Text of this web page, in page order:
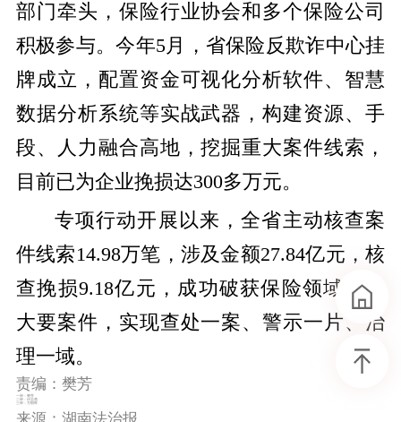
部门牵头，保险行业协会和多个保险公司
积极参与。今年5月，省保险反欺诈中心挂
牌成立，配置资金可视化分析软件、智慧
数据分析系统等实战武器，构建资源、手
段、人力融合高地，挖掘重大案件线索，
目前已为企业挽损达300多万元。
专项行动开展以来，全省主动核查案
件线索14.98万笔，涉及金额27.84亿元，核
查挽损9.18亿元，成功破获保险领域多起
大要案件，实现查处一案、警示一片、治
理一域。
责编：樊芳
一审：樊芳
二审：伏志勇
三审：万朝晖